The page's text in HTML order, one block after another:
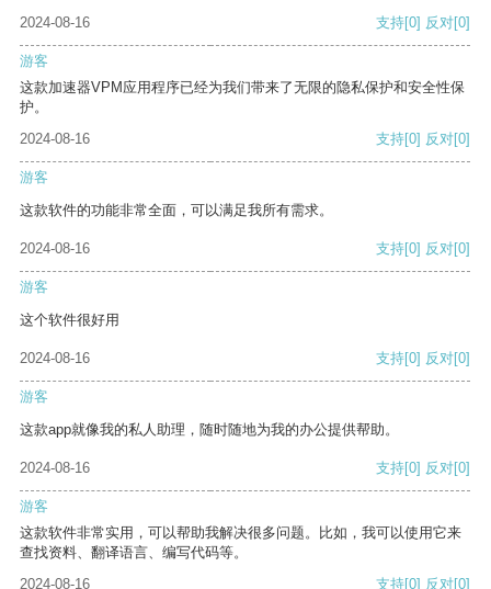
2024-08-16 支持[0] 反对[0]
游客
这款加速器VPM应用程序已经为我们带来了无限的隐私保护和安全性保
护。
2024-08-16
支持[0] 反对[0]
游客
这款软件的功能非常全面，可以满足我所有需求。
2024-08-16 支持[0] 反对[0]
游客
这个软件很好用
2024-08-16 支持[0] 反对[0]
游客
这款app就像我的私人助理，随时随地为我的办公提供帮助。
2024-08-16 支持[0] 反对[0]
游客
这款软件非常实用，可以帮助我解决很多问题。比如，我可以使用它来
查找资料、翻译语言、编写代码等。
2024-08-16
支持[0] 反对[0]